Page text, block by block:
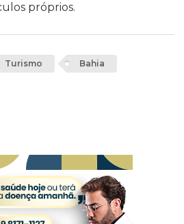
próprios.
Turismo Bahia